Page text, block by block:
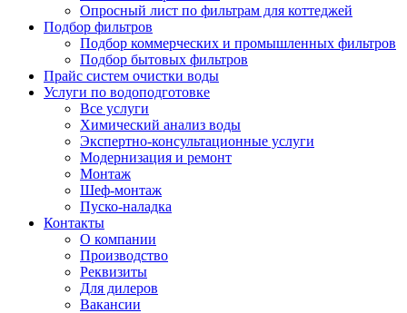
Опросный лист по фильтрам для коттеджей
Подбор фильтров
Подбор коммерческих и промышленных фильтров
Подбор бытовых фильтров
Прайс систем очистки воды
Услуги по водоподготовке
Все услуги
Химический анализ воды
Экспертно-консультационные услуги
Модернизация и ремонт
Монтаж
Шеф-монтаж
Пуско-наладка
Контакты
О компании
Производство
Реквизиты
Для дилеров
Вакансии